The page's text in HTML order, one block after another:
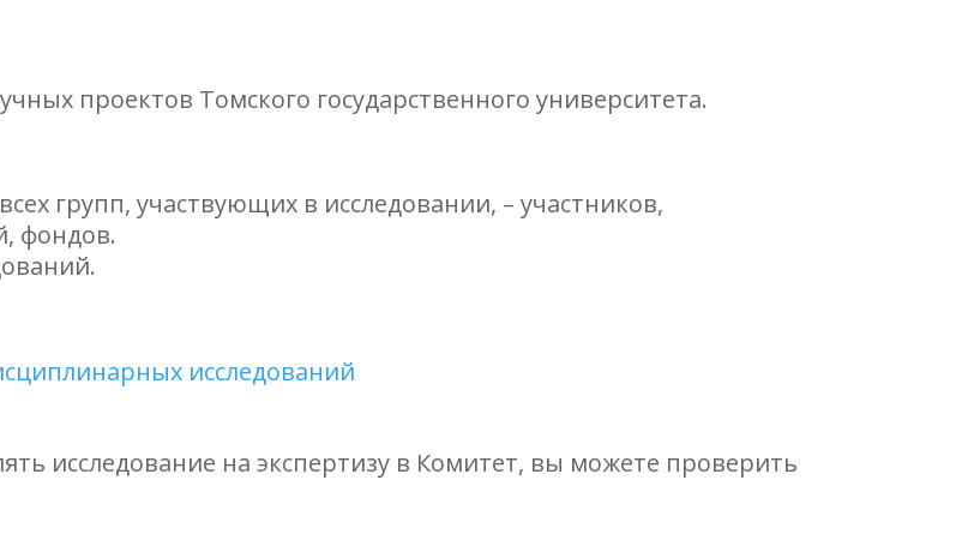
проектов Томского государственного университета.
групп, участвующих в исследовании, – участников,
фондов.
исследований
исследование на экспертизу в Комитет, вы можете проверить